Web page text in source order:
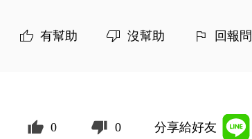
有幫助 沒幫助 回報
0 0 分享給好友